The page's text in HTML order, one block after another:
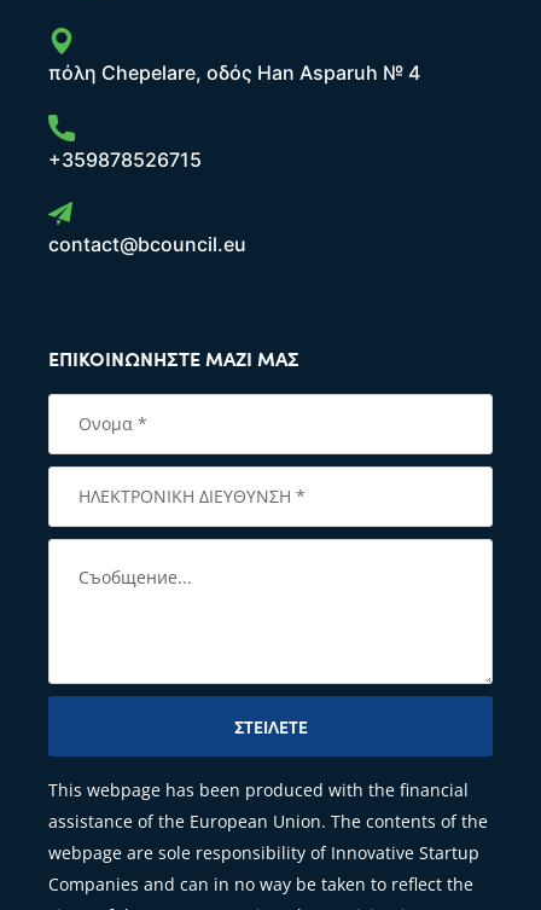
πόλη Chepelare, οδός Han Asparuh № 4
+359878526715
contact@bcouncil.eu
ΕΠΙΚΟΙΝΩΝΉΣΤΕ ΜΑΖΊ ΜΑΣ
ΣΤΕΊΛΕΤΕ
This webpage has been produced with the financial
assistance of the European Union. The contents of the
webpage are sole responsibility of Innovative Startup
Companies and can in no way be taken to reflect the